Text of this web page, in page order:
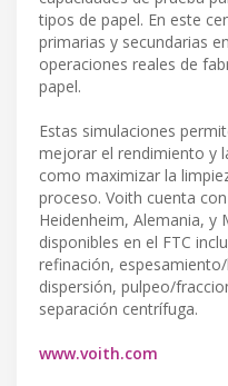
tipos de papel. En este
primarias y secundarias
operaciones reales de
papel.
Estas simulaciones
mejorar el rendimiento y
como maximizar la
proceso. Voith cuenta
Heidenheim, Alemania, y
disponibles en el FTC
refinación,
dispersión, pulpeo/
separación centrífuga.
www.voith.com